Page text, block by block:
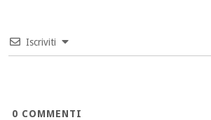
Iscriviti
0 COMMENTI